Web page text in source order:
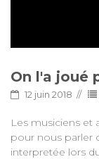
On l'a joué
12 juin 2018
Les musiciens et
pour nous parler
interpretée lors